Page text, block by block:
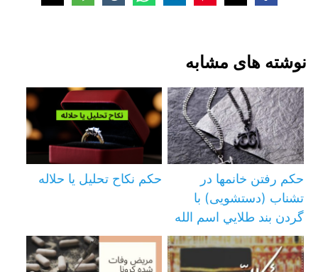
نوشته های مشابه
حکم رفتن خانمها در
تشناب (دستشویی) با
گردن بند طلايي اسم الله
حکم نکاح تحلیل یا حلاله